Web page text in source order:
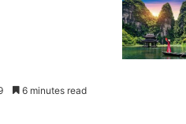
6 minutes read